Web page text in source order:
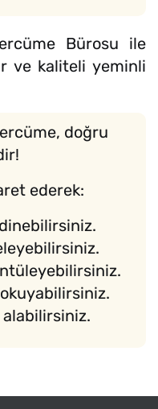
Bürosu ile
ve kaliteli yeminli
doğru
ederek: